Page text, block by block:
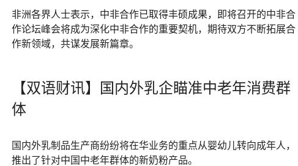
非洲各界人士表示，中非合作已取得丰硕成果，即将召开的中非合
作论坛峰会将成为深化中非合作的重要契机，期待双方不断拓展合
作新领域，共谋发展新篇章。
【双语财讯】国内外乳企瞄准中老年消费群
体
国内外乳制品生产商纷纷将在华业务的重点从婴幼儿转向成年人，
推出了针对中国中老年群体的新奶粉产品。